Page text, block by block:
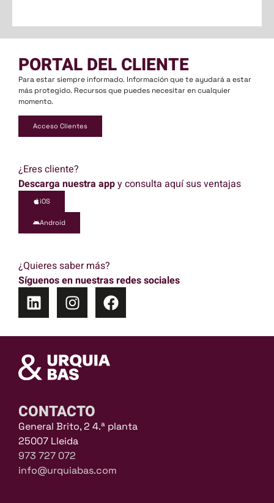
PORTAL DEL CLIENTE
Para estar siempre informado. Información que te ayudará a estar
más protegido. Recursos que puedes necesitar en cualquier
momento.
Acceso Clientes
¿Eres cliente?
Descarga nuestra appy consulta aquí sus ventajas
iOS
Android
¿Quieres saber más?
Síguenos en nuestras redes sociales
CONTACTO
General Brito, 2 4.ª planta
25007 Lleida
973 727 072
info@urquiabas.com